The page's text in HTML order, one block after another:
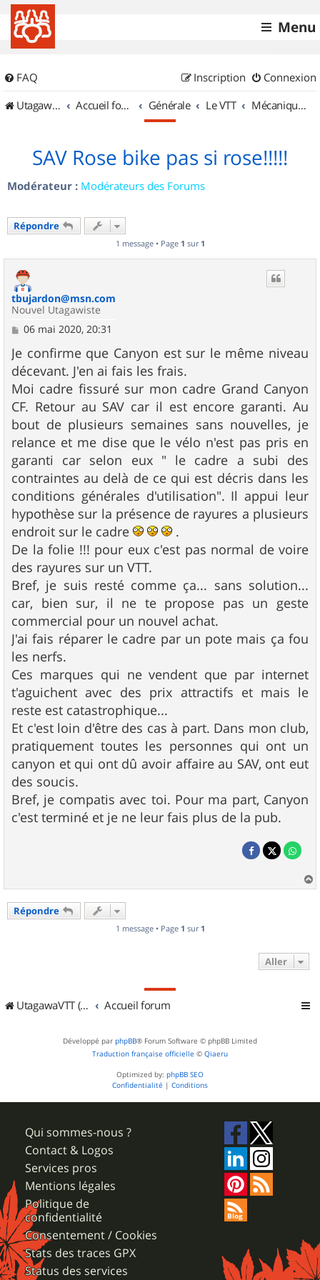
Menu
FAQ Connexion
Inscription
UtagawaVTT (Randos VTT et VTTAE avec traces GPS)
Accueil forum Générale Le VTT Mécanique et Entretiens
SAV Rose bike pas si rose!!!!!
Modérateur : Modérateurs des Forums
Répondre
1 message • Page 1 sur 1
tbujardon@msn.com
Nouvel Utagawiste
M
s
s
a
g
e
06 mai 2020, 20:31
Je confirme que Canyon est sur le même niveau
décevant. J'en ai fais les frais.
Moi cadre fissuré sur mon cadre Grand Canyon
CF. Retour au SAV car il est encore garanti. Au
bout de plusieurs semaines sans nouvelles, je
relance et me dise que le vélo n'est pas pris en
garanti car selon eux " le cadre a subi des
contraintes au delà de ce qui est décris dans les
conditions générales d'utilisation". Il appui leur
hypothèse sur la présence de rayures a plusieurs
endroit sur le cadre
.
De la folie !!! pour eux c'est pas normal de voire
des rayures sur un VTT.
Bref, je suis resté comme ça... sans solution...
car, bien sur, il ne te propose pas un geste
commercial pour un nouvel achat.
J'ai fais réparer le cadre par un pote mais ça fou
les nerfs.
Ces marques qui ne vendent que par internet
t'aguichent avec des prix attractifs et mais le
reste est catastrophique...
Et c'est loin d'être des cas à part. Dans mon club,
pratiquement toutes les personnes qui ont un
canyon et qui ont dû avoir affaire au SAV, ont eut
des soucis.
Bref, je compatis avec toi. Pour ma part, Canyon
c'est terminé et je ne leur fais plus de la pub.
a
Répondre
1 message • Page 1 sur 1
Aller
UtagawaVTT (Randos VTT et VTTAE avec traces GPS) Accueil forum
Développé par phpBB® Forum Software © phpBB Limited
Traduction française officielle © Qiaeru
Optimized by: phpBB SEO
Confidentialité | Conditions
Qui sommes-nous ?
Contact & Logos
Services pros
Mentions légales
Politique de
confidentialité
Consentement / Cookies
Stats des traces GPX
Status des services